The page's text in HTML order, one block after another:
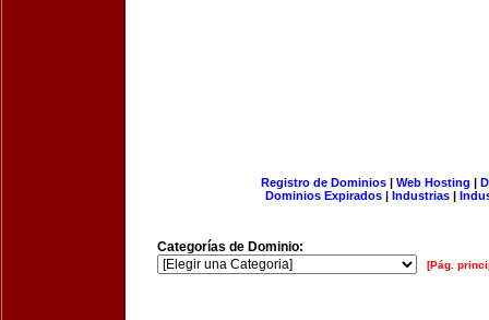
Registro de Dominios| Web Hosting |
Dominios Expirados | Industrias |
Categorías de Dominio:
[Pág.